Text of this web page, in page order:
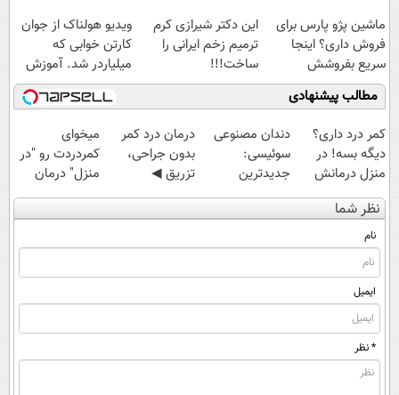
ماشین پژو پارس برای
فروش داری؟ اینجا
سریع بفروشش
این دکتر شیرازی کرم
ترمیم زخم ایرانی را
ساخت!!!
ویدیو هولناک از جوان
کارتن خوابی که
میلیاردر شد. آموزش
رایگان
مطالب پیشنهادی
کمر درد داری؟
دیگه بسه! در
منزل درمانش
کن
(◀پرسش‌نامه)
دندان مصنوعی
سوئیسی:
جدیدترین
فناوری اروپا،
سبک و مقاوم |
درمان درد کمر
بدون جراحی،
تزریق ◀
پرسش‌نامه رو پر
کن ▶
میخوای
کمردردت رو "در
منزل" درمان
کنی؟ (◂فیلم +
◂پرسش‌نامه)
نظر شما
نام
ایمیل
* نظر